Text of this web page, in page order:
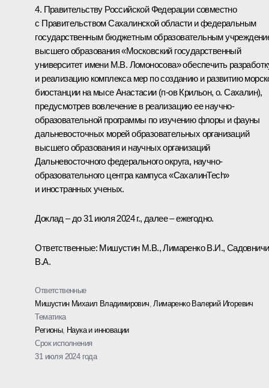
4. Правительству Российской Федерации совместно
с Правительством Сахалинской области и федеральным
государственным бюджетным образовательным
высшего образования «Московский государственный
университет имени М.В. Ломоносова» обеспечить
и реализацию комплекса мер по созданию и развитию
биостанции на мысе Анастасии (п-ов Крильон, о. Сахалин),
предусмотрев вовлечение в реализацию ее научно-
образовательной программы по изучению флоры и фауны
дальневосточных морей образовательных организаций
высшего образования и научных организаций
Дальневосточного федерального округа, научно-
образовательного центра кампуса «СахалинТесh»
и иностранных ученых.
Доклад – до 31 июля 2024 г., далее – ежегодно.
Ответственные: Мишустин М.В., Лимаренко В.И.,
В.А.
Ответственные
Мишустин Михаил Владимирович Лимаренко Валерий Игоревич
Тематика
Регионы, Наука и инновации
Срок исполнения
31 июля 2024 года